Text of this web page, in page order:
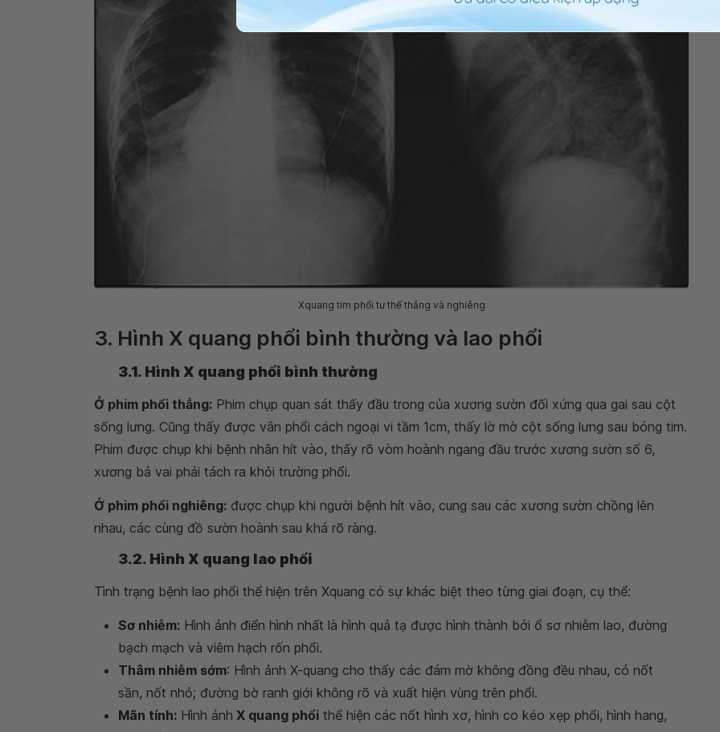
Xquang tim phổi tư thế thẳng và nghiêng
3. Hình X quang phổi bình thường và lao phổi
3.1. Hình X quang phổi bình thường
Ở phim phổi thẳng: Phim chụp quan sát thấy đầu trong của xương sườn đối xứng qua gai sau cột
sống lưng. Cũng thấy được vân phổi cách ngoại vi tầm 1cm, thấy lờ mờ cột sống lưng sau bóng tim.
Phim được chụp khi bệnh nhân hít vào, thấy rõ vòm hoành ngang đầu trước xương sườn số 6,
xương bả vai phải tách ra khỏi trường phổi.
Ở phim phổi nghiêng: được chụp khi người bệnh hít vào, cung sau các xương sườn chồng lên
nhau, các cùng đồ sườn hoành sau khá rõ ràng.
3.2. Hình X quang lao phổi
Tình trạng bệnh lao phổi thể hiện trên Xquang có sự khác biệt theo từng giai đoạn, cụ thể:
Sơ nhiễm: Hình ảnh điển hình nhất là hình quả tạ được hình thành bởi ổ sơ nhiễm lao, đường
bạch mạch và viêm hạch rốn phổi.
Thâm nhiễm sớm: Hình ảnh X-quang cho thấy các đám mờ không đồng đều nhau, có nốt
sần, nốt nhỏ; đường bờ ranh giới không rõ và xuất hiện vùng trên phổi.
Mãn tính: Hình ảnh X quang phổi thể hiện các nốt hình xơ, hình co kéo xẹp phổi, hình hang,